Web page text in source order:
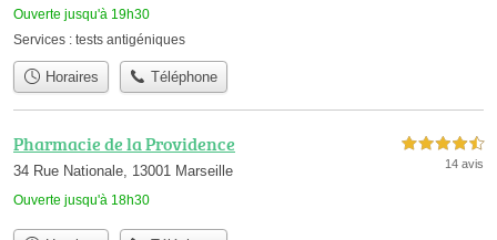
Ouverte jusqu'à 19h30
Services : tests antigéniques
Horaires Téléphone
Pharmacie de la Providence
34 Rue Nationale, 13001 Marseille
Ouverte jusqu'à 18h30
4,5 étoiles sur 5
14 avis